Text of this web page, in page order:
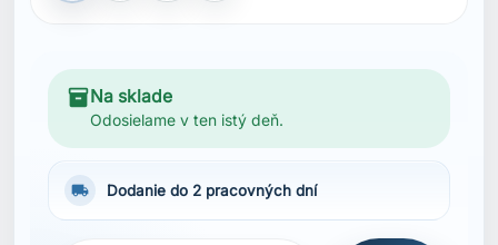
inventory_2Na sklade
Odosielame v ten istý deň.
local_shipping Dodanie do 2 pracovných dní